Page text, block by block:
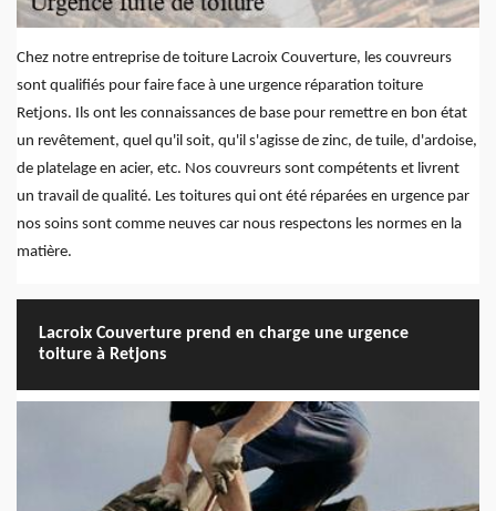
Chez notre entreprise de toiture Lacroix Couverture, les couvreurs
sont qualifiés pour faire face à une urgence réparation toiture
Retjons. Ils ont les connaissances de base pour remettre en bon état
un revêtement, quel qu'il soit, qu'il s'agisse de zinc, de tuile, d'ardoise,
de platelage en acier, etc. Nos couvreurs sont compétents et livrent
un travail de qualité. Les toitures qui ont été réparées en urgence par
nos soins sont comme neuves car nous respectons les normes en la
matière.
Lacroix Couverture prend en charge une urgence
toiture à Retjons